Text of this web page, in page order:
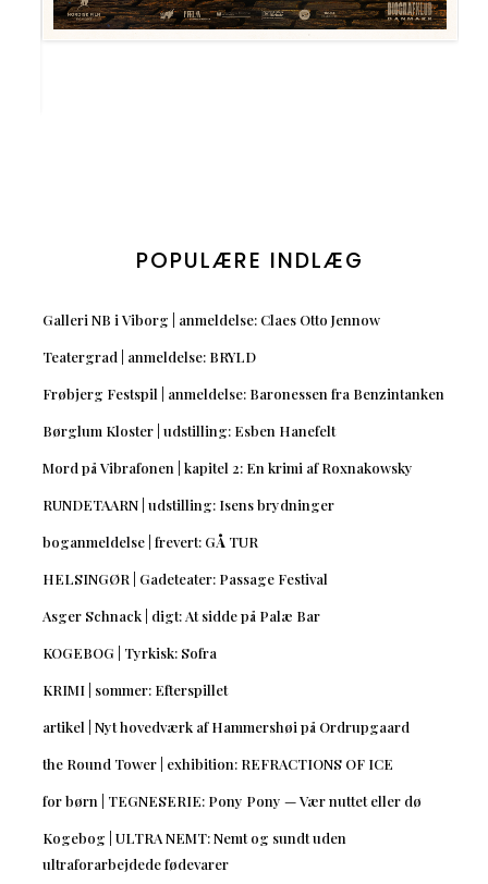
POPULÆRE INDLÆG
Galleri NB i Viborg | anmeldelse: Claes Otto Jennow
Teatergrad | anmeldelse: BRYLD
Frøbjerg Festspil | anmeldelse: Baronessen fra Benzintanken
Børglum Kloster | udstilling: Esben Hanefelt
Mord på Vibrafonen | kapitel 2: En krimi af Roxnakowsky
RUNDETAARN | udstilling: Isens brydninger
boganmeldelse | frevert: GÅ TUR
HELSINGØR | Gadeteater: Passage Festival
Asger Schnack | digt: At sidde på Palæ Bar
KOGEBOG | Tyrkisk: Sofra
KRIMI | sommer: Efterspillet
artikel | Nyt hovedværk af Hammershøi på Ordrupgaard
the Round Tower | exhibition: REFRACTIONS OF ICE
for børn | TEGNESERIE: Pony Pony — Vær nuttet eller dø
Kogebog | ULTRA NEMT: Nemt og sundt uden
ultraforarbejdede fødevarer